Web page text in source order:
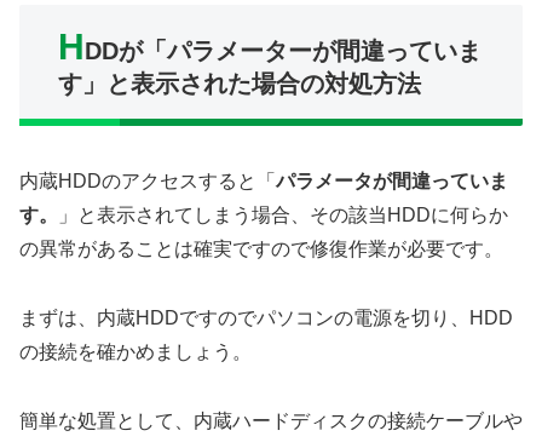
HDDが「パラメーターが間違っていま
す」と表示された場合の対処方法
内蔵HDDのアクセスすると「パラメータが間違っていま
す。
」と表示されてしまう場合、その該当HDDに何らか
の異常があることは確実ですので修復作業が必要です。
まずは、内蔵HDDですのでパソコンの電源を切り、HDD
の接続を確かめましょう。
簡単な処置として、内蔵ハードディスクの接続ケーブルや